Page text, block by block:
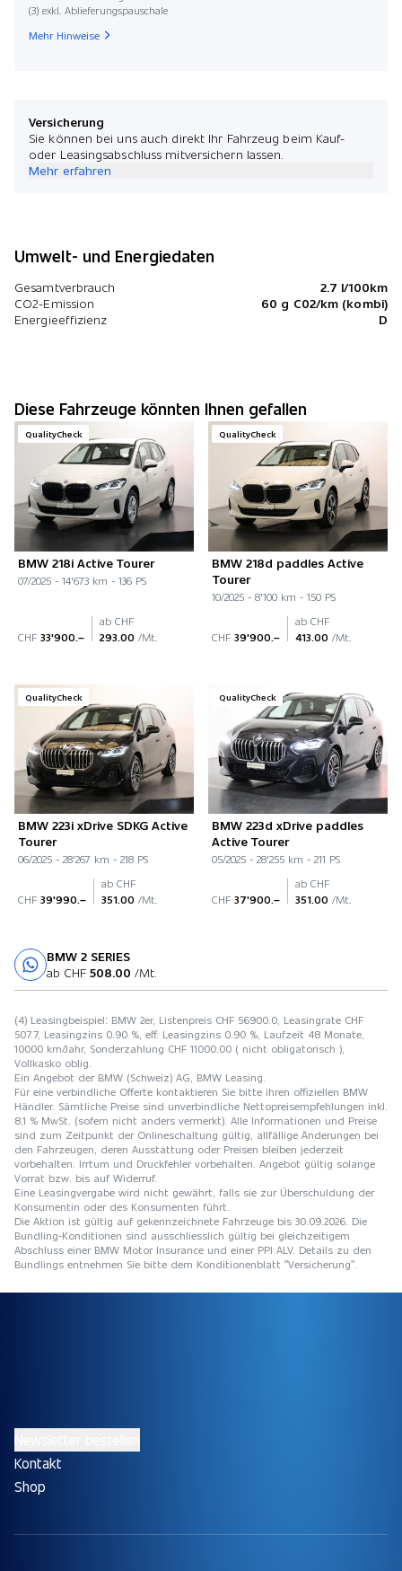
(3) exkl. Ablieferungspauschale
Mehr Hinweise
Versicherung
Sie können bei uns auch direkt Ihr Fahrzeug beim Kauf-
oder Leasingsabschluss mitversichern lassen.
Mehr erfahren
Umwelt- und Energiedaten
Gesamtverbrauch
2.7 l/100km
CO2-Emission
60 g C02/km (kombi)
Energieeffizienz
D
Diese Fahrzeuge könnten Ihnen gefallen
QualityCheck
BMW 218i Active Tourer
07/2025 - 14'673 km - 136 PS
CHF 33'900.–
ab CHF
293.00 /Mt.
QualityCheck
BMW 218d paddles Active
Tourer
10/2025 - 8'100 km - 150 PS
CHF 39'900.–
ab CHF
413.00 /Mt.
QualityCheck
BMW 223i xDrive SDKG Active
Tourer
06/2025 - 28'267 km - 218 PS
CHF 39'990.–
ab CHF
351.00 /Mt.
QualityCheck
BMW 223d xDrive paddles
Active Tourer
05/2025 - 28'255 km - 211 PS
CHF 37'900.–
ab CHF
351.00 /Mt.
BMW 2 SERIES
ab CHF 508.00 /Mt.
(4) Leasingbeispiel: BMW 2er, Listenpreis CHF 56900.0, Leasingrate CHF
507.7, Leasingzins 0.90 %, eff. Leasingzins 0.90 %, Laufzeit 48 Monate,
10000 km/Jahr, Sonderzahlung CHF 11000.00 ( nicht obligatorisch ),
Vollkasko oblig.
Ein Angebot der BMW (Schweiz) AG, BMW Leasing.
Für eine verbindliche Offerte kontaktieren Sie bitte ihren offiziellen BMW
Händler. Sämtliche Preise sind unverbindliche Nettopreisempfehlungen inkl.
8,1 % MwSt. (sofern nicht anders vermerkt). Alle Informationen und Preise
sind zum Zeitpunkt der Onlineschaltung gültig, allfällige Änderungen bei
den Fahrzeugen, deren Ausstattung oder Preisen bleiben jederzeit
vorbehalten. Irrtum und Druckfehler vorbehalten. Angebot gültig solange
Vorrat bzw. bis auf Widerruf.
Eine Leasingvergabe wird nicht gewährt, falls sie zur Überschuldung der
Konsumentin oder des Konsumenten führt.
Die Aktion ist gültig auf gekennzeichnete Fahrzeuge bis 30.09.2026. Die
Bundling-Konditionen sind ausschliesslich gültig bei gleichzeitigem
Abschluss einer BMW Motor Insurance und einer PPI ALV. Details zu den
Bundlings entnehmen Sie bitte dem Konditionenblatt "Versicherung".
Kontakt
Shop